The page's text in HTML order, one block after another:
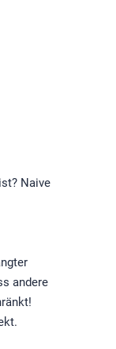
Naive
andere